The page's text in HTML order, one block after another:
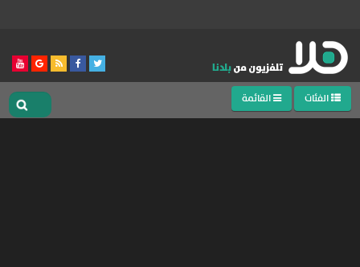
الفئات القائمة